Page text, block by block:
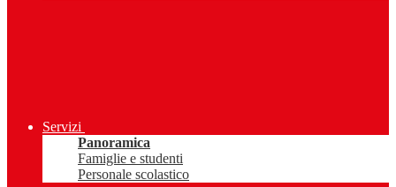
Servizi
Panoramica
Famiglie e studenti
Personale scolastico